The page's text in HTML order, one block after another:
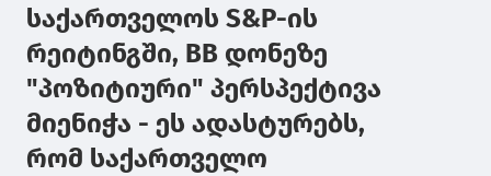
საქართველოს S&P-ის
რეიტინგში, BB დონეზე
"პოზიტიური" პერსპექტივა
მიენიჭა - ეს ადასტურებს,
რომ საქართველო